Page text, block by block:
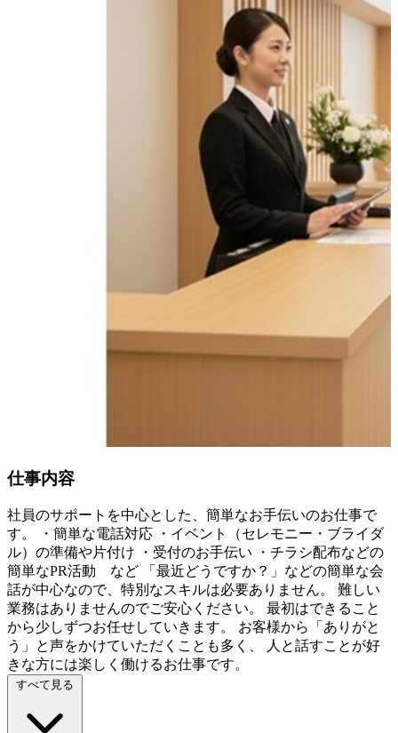
仕事内容
社員のサポートを中心とした、簡単なお手伝いのお仕事で
す。 ・簡単な電話対応 ・イベント（セレモニー・ブライダ
ル）の準備や片付け ・受付のお手伝い ・チラシ配布などの
簡単なPR活動 など 「最近どうですか？」などの簡単な会
話が中心なので、特別なスキルは必要ありません。 難しい
業務はありませんのでご安心ください。 最初はできること
から少しずつお任せしていきます。 お客様から「ありがと
う」と声をかけていただくことも多く、 人と話すことが好
きな方には楽しく働けるお仕事です。
すべて見る